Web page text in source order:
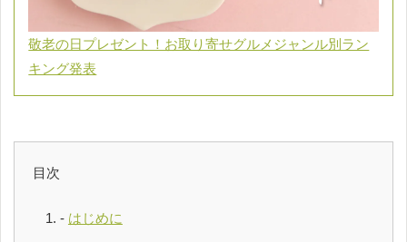
敬老の日プレゼント！お取り寄せグルメジャンル別ラン
キング発表
目次
はじめに